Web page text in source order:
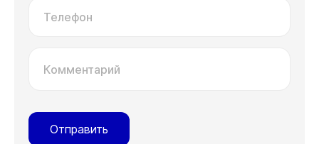
Телефон
Комментарий
Отправить